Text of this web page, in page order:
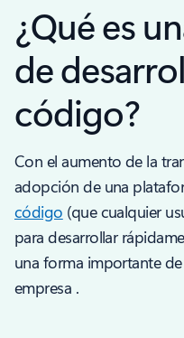
¿Qué es
de
código?
Con el aumento de la
adopción de una
código (que cualquier
para desarrollar
una forma importante
empresa .